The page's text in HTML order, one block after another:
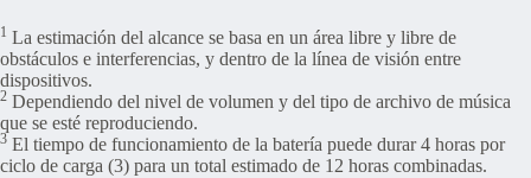
1 La estimación del alcance se basa en un área libre y libre de
obstáculos e interferencias, y dentro de la línea de visión entre
dispositivos.
2 Dependiendo del nivel de volumen y del tipo de archivo de música
que se esté reproduciendo.
3 El tiempo de funcionamiento de la batería puede durar 4 horas por
ciclo de carga (3) para un total estimado de 12 horas combinadas.